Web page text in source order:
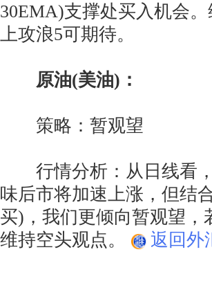
30EMA)支撑处买入机会
上攻浪5可期待。
原油(美油)：
策略：暂观望
行情分析：从日线看，
味后市将加速上涨，但结
买)，我们更倾向暂观望
维持空头观点。
返回外